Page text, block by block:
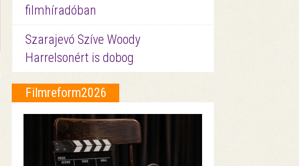
filmhíradóban
Szarajevó Szíve Woody
Harrelsonért is dobog
Filmreform2026